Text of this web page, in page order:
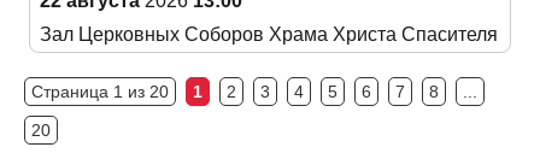
Зал Церковных Соборов Храма Христа Спасителя
Страница 1 из 20 1 2 3 4 5 6 7 8
20